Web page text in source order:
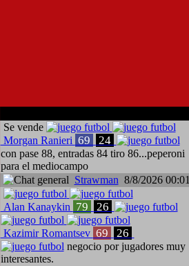
Se vende
Morgan Ranieri 69 24
con pase 88, entradas 84 tiro 86...peperoni
para el mediocampo
Strawman 8/8/2026 00:01
Alan Kanaykin 79 26
Kazimir Romantsev 69 26
negocio por jugadores muy
interesantes.